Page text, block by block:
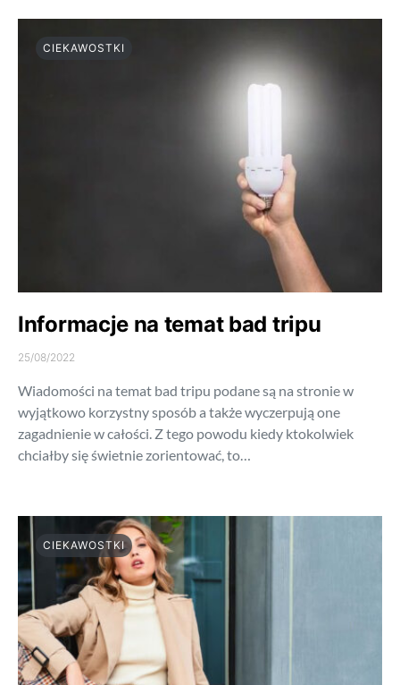
CIEKAWOSTKI
Informacje na temat bad tripu
25/08/2022
Wiadomości na temat bad tripu podane są na stronie w
wyjątkowo korzystny sposób a także wyczerpują one
zagadnienie w całości. Z tego powodu kiedy ktokolwiek
chciałby się świetnie zorientować, to…
CIEKAWOSTKI